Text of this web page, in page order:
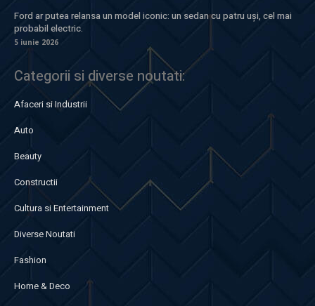
Ford ar putea relansa un model iconic: un sedan cu patru uși, cel mai
probabil electric.
5 iunie 2026
Categorii si diverse noutati:
Afaceri si Industrii
Auto
Beauty
Constructii
Cultura si Entertainment
Diverse Noutati
Fashion
Home & Deco